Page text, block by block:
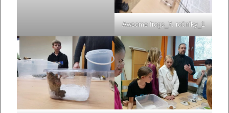
Awsome frogs_7. ročníky_1